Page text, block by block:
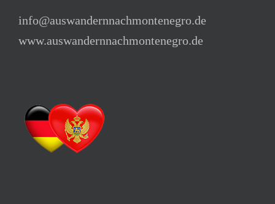
info@auswandernnachmontenegro.de
www.auswandernnachmontenegro.de